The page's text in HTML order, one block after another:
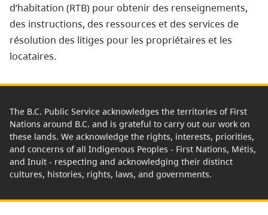
d’habitation (RTB) pour obtenir des renseignements,
des instructions, des ressources et des services de
résolution des litiges pour les propriétaires et les
locataires.
The B.C. Public Service acknowledges the territories of First
Nations around B.C. and is grateful to carry out our work on
these lands. We acknowledge the rights, interests, priorities,
and concerns of all Indigenous Peoples - First Nations, Métis,
and Inuit - respecting and acknowledging their distinct
cultures, histories, rights, laws, and governments.